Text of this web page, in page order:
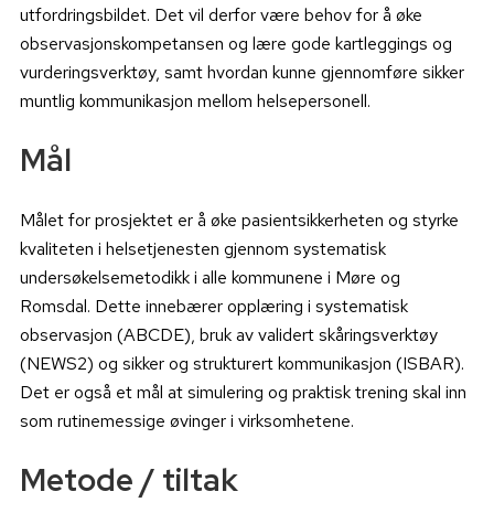
utfordringsbildet. Det vil derfor være behov for å øke
observasjonskompetansen og lære gode kartleggings og
vurderingsverktøy, samt hvordan kunne gjennomføre sikker
muntlig kommunikasjon mellom helsepersonell.
Mål
Målet for prosjektet er å øke pasientsikkerheten og styrke
kvaliteten i helsetjenesten gjennom systematisk
undersøkelsemetodikk i alle kommunene i Møre og
Romsdal. Dette innebærer opplæring i systematisk
observasjon (ABCDE), bruk av validert skåringsverktøy
(NEWS2) og sikker og strukturert kommunikasjon (ISBAR).
Det er også et mål at simulering og praktisk trening skal inn
som rutinemessige øvinger i virksomhetene.
Metode / tiltak